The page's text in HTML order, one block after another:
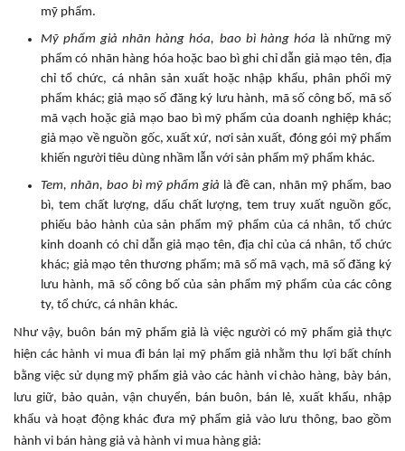
mỹ phẩm.
Mỹ phẩm giả nhãn hàng hóa, bao bì hàng hóa là những mỹ
phẩm có nhãn hàng hóa hoặc bao bì ghi chỉ dẫn giả mạo tên, địa
chỉ tổ chức, cá nhân sản xuất hoặc nhập khẩu, phân phối mỹ
phẩm khác; giả mạo số đăng ký lưu hành, mã số công bố, mã số
mã vạch hoặc giả mạo bao bì mỹ phẩm của doanh nghiệp khác;
giả mạo về nguồn gốc, xuất xứ, nơi sản xuất, đóng gói mỹ phẩm
khiến người tiêu dùng nhầm lẫn với sản phẩm mỹ phẩm khác.
Tem, nhãn, bao bì mỹ phẩm giả là đề can, nhãn mỹ phẩm, bao
bì, tem chất lượng, dấu chất lượng, tem truy xuất nguồn gốc,
phiếu bảo hành của sản phẩm mỹ phẩm của cá nhân, tổ chức
kinh doanh có chỉ dẫn giả mạo tên, địa chỉ của cá nhân, tổ chức
khác; giả mạo tên thương phẩm; mã số mã vạch, mã số đăng ký
lưu hành, mã số công bố của sản phẩm mỹ phẩm của các công
ty, tổ chức, cá nhân khác.
Như vậy, buôn bán mỹ phẩm giả là việc người có mỹ phẩm giả thực
hiện các hành vi mua đi bán lại mỹ phẩm giả nhằm thu lợi bất chính
bằng việc sử dụng mỹ phẩm giả vào các hành vi chào hàng, bày bán,
lưu giữ, bảo quản, vận chuyển, bán buôn, bán lẻ, xuất khẩu, nhập
khẩu và hoạt động khác đưa mỹ phẩm giả vào lưu thông, bao gồm
hành vi bán hàng giả và hành vi mua hàng giả: